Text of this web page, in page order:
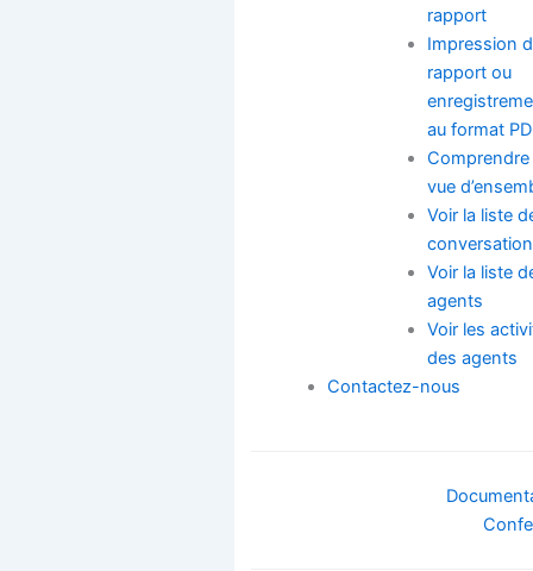
rapport
Impression
rapport ou
au format
Comprendre
vue
Voir la liste
Voir la liste
agents
Voir les
des agents
Contactez-nous